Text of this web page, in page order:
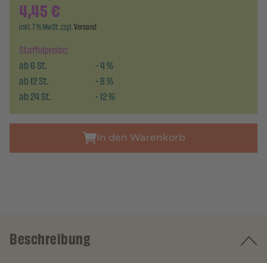
Staffelpreise:
ab6St. -4%
ab12St. -8%
ab24St. -12%
4,45€
inkl. 7 % MwSt. zzgl.Versand
In den Warenkorb
Beschreibung